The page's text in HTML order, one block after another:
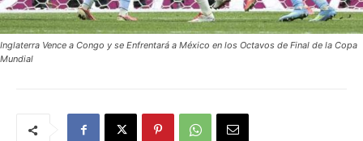
Inglaterra Vence a Congo y se Enfrentará a México en los Octavos de Final de la Copa
Mundial